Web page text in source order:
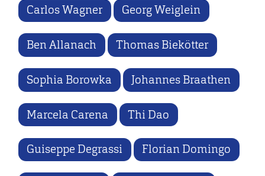
Carlos Wagner Georg Weiglein
Ben Allanach Thomas Biekötter
Sophia Borowka Johannes Braathen
Marcela Carena Thi Dao
Guiseppe Degrassi Florian Domingo